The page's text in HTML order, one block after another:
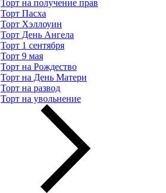
Торт на получение прав
Торт Пасха
Торт Хэллоуин
Торт День Ангела
Торт 1 сентября
Торт 9 мая
Торт на Рождество
Торт на День Матери
Торт на развод
Торт на увольнение